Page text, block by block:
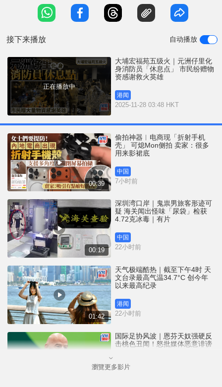
时物资站堆满善心市民送来的大量物资，包括樽装
水、纸杯、香蕉、保温毯、保暖壶等。义工指物资暂
接下来播放 自动播放
正在播放中
大埔宏福苑五级火｜元洲仔里化
身消防员「休息点」 市民纷赠物
资感谢救火英雄
港闻
2025-11-28 03:48 HKT
00:39
偷拍神器︱电商现「折射手机
壳」 可熄Mon侧拍 卖家：很多
用来影裙底
中国
7小时前
00:19
深圳湾口岸｜鬼祟男旅客形迹可
疑 海关闻出怪味「尿袋」检获
4.72克冰毒｜有片
中国
22小时前
01:42
天气极端酷热｜截至下午4时 天
文台录最高气温34.7°C 创今年
以来最高纪录
港闻
22小时前
国际足协风波｜恩芬天奴强硬反
击桃色丑闻！怒批媒体恶意诽谤
体育
瀏覽更多影片